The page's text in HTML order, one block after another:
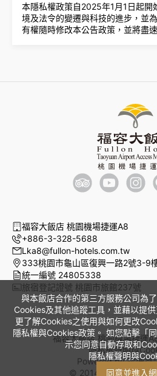
本隱私權政策自2025年1月1日起開
境及法令的變遷與科技的進步，並
有權隨時修改本公告政策，並將盡
與本飯店合作的第三方服務公司為
Cookies及其他追蹤工具，並藉以提
更了解Cookies之使用與如何更改
隱私權與Cookies政策。 如您點擊「
示您同意自動存取和
隱私權聲明與
同意並進入
福容大飯店 桃園機場捷運A8
+886-3-328-5688
Lka8@fullon-hotels.com.tw
333桃園市龜山區復興一路2號3-9
統一編號 24805338
旅宿登記證號 桃園市旅館237號
福容大飯店 桃園機場捷運
隱私權聲明與
Powered by曜通資
© 2014-2026 All